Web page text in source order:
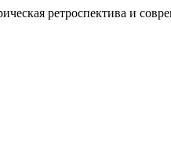
ретроспектива и